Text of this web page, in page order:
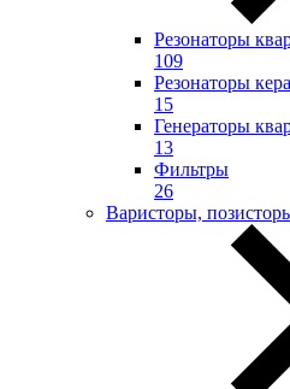
Резонаторы
109
Резонаторы
15
Генераторы
13
Фильтры
26
Варисторы,